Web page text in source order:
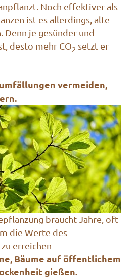
Noch effektiver als
ist es allerdings, alte
Denn je gesünder und
desto mehr CO2 setzt er
vermeiden,
braucht Jahre, oft
die Werte des
zu erreichen
Bäume auf öffentlichem
gießen.